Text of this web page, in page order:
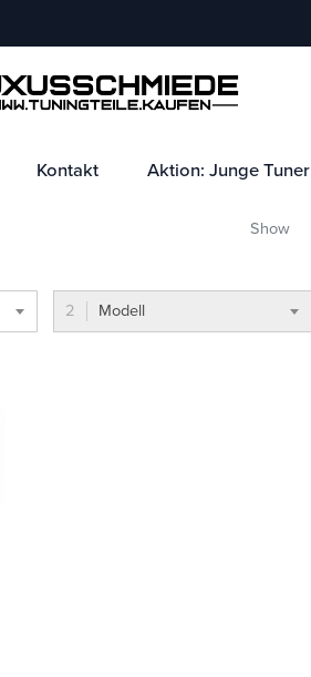
Kontakt Aktion: Junge Tuner
Show
Modell